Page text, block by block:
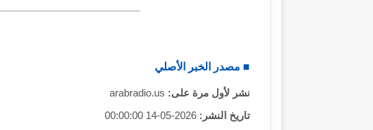
■ مصدر الخبر الأصلي
نشر لأول مرة على: arabradio.us
تاريخ النشر: 2026-05-14 00:00:00